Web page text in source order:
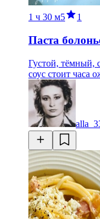
1 ч 30 м5 1
Паста
Густой, тёмный,
соус стоит часа